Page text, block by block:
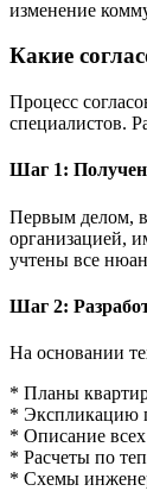
изменение
Какие
Процесс
специалистов.
Шаг 1:
Первым делом,
организацией,
учтены все
Шаг 2:
На основании
* Планы
* Экспликацию
* Описание
* Расчеты по
* Схемы